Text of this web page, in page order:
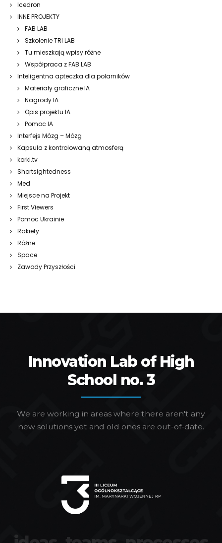
Icedron
INNE PROJEKTY
FAB LAB
Szkolenie TRI LAB
Tu mieszkają wpisy różne
Współpraca z FAB LAB
Inteligentna apteczka dla polarników
Materiały graficzne IA
Nagrody IA
Opis projektu IA
Pomoc IA
Interfejs Mózg – Mózg
Kapsuła z kontrolowaną atmosferą
korki.tv
Shortsightedness
Med
Miejsce na Projekt
First Viewers
Pomoc Ukrainie
Rakiety
Różne
Space
Zawody Przyszłości
Innovation Lab of High
School no. 3
We are working in areas where there aren't any
new solutions yet and old ones are out-of-date.